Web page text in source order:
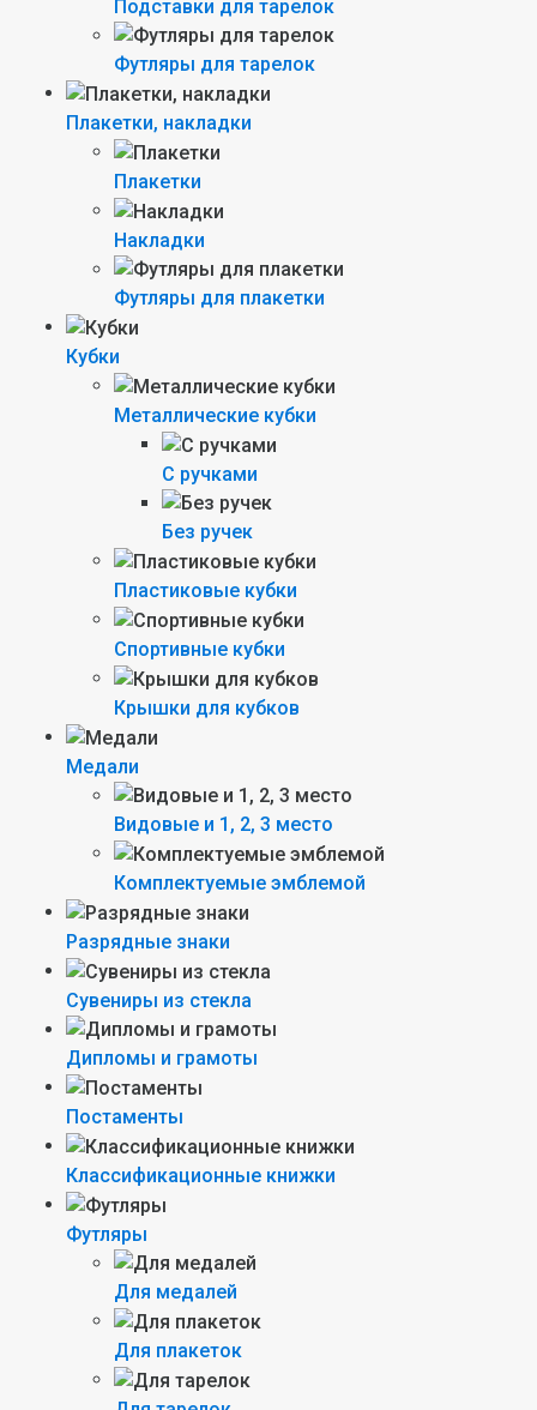
Подставки для тарелок
Футляры для тарелок
Плакетки, накладки
Плакетки
Накладки
Футляры для плакетки
Кубки
Металлические кубки
С ручками
Без ручек
Пластиковые кубки
Спортивные кубки
Крышки для кубков
Медали
Видовые и 1, 2, 3 место
Комплектуемые эмблемой
Разрядные знаки
Сувениры из стекла
Дипломы и грамоты
Постаменты
Классификационные книжки
Футляры
Для медалей
Для плакеток